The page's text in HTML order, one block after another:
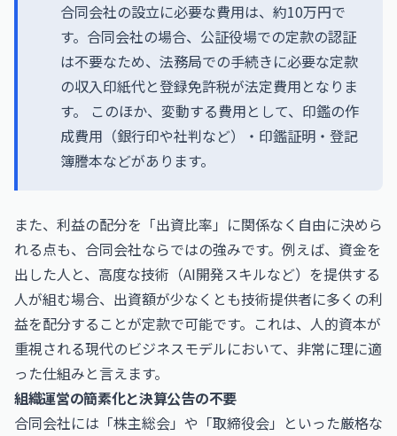
合同会社の設立に必要な費用は、約10万円で
す。合同会社の場合、公証役場での定款の認証
は不要なため、法務局での手続きに必要な定款
の収入印紙代と登録免許税が法定費用となりま
す。 このほか、変動する費用として、印鑑の作
成費用（銀行印や社判など）・印鑑証明・登記
簿謄本などがあります。
また、利益の配分を「出資比率」に関係なく自由に決めら
れる点も、合同会社ならではの強みです。例えば、資金を
出した人と、高度な技術（AI開発スキルなど）を提供する
人が組む場合、出資額が少なくとも技術提供者に多くの利
益を配分することが定款で可能です。これは、人的資本が
重視される現代のビジネスモデルにおいて、非常に理に適
った仕組みと言えます。
組織運営の簡素化と決算公告の不要
合同会社には「株主総会」や「取締役会」といった厳格な